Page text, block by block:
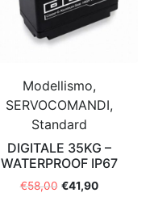
Modellismo,
SERVOCOMANDI,
Standard
DIGITALE 35KG –
WATERPROOF IP67
€58,00 €41,90